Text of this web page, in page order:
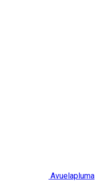
Avuelapluma